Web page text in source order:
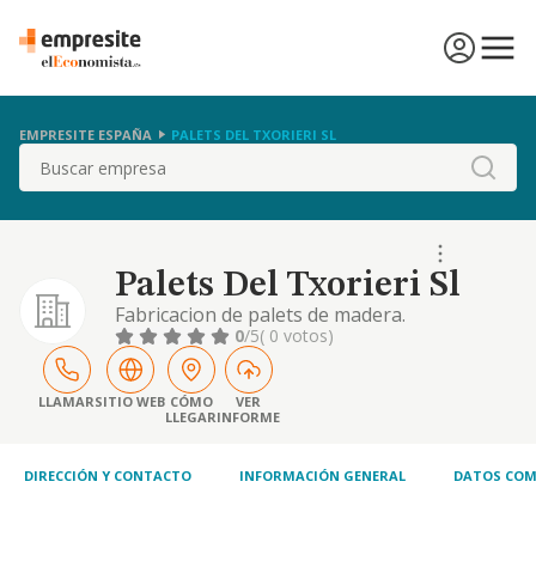
EMPRESITE ESPAÑA PALETS DEL TXORIERI SL
Buscar
Palets Del Txorieri Sl
Fabricacion de palets de madera.
0/5( 0 votos)
LLAMARSITIO WEB CÓMO
LLEGAR
VER
INFORME
DIRECCIÓN Y CONTACTO INFORMACIÓN GENERAL DATOS